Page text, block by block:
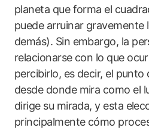
planeta que forma el
puede arruinar gravemente
demás). Sin embargo, la
relacionarse con lo que
percibirlo, es decir, el
desde donde mira como el
dirige su mirada, y esta
principalmente cómo